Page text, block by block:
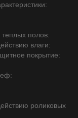
полов:
влаги:
покрытие:
роликовых